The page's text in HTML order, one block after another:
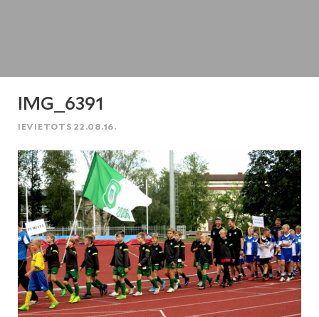
IMG_6391
IEVIETOTS 22.08.16.